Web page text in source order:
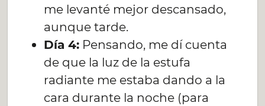
me levanté mejor descansado,
aunque tarde.
Día 4:Pensando, me dí cuenta
de que la luz de la estufa
radiante me estaba dando a la
cara durante la noche (para